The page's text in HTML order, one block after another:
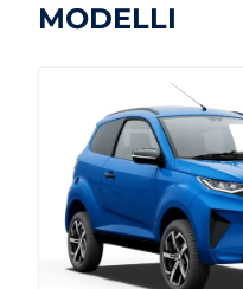
MODELLI